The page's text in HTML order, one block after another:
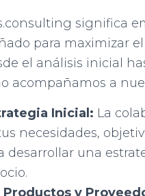
significa
para maximizar
el análisis inicial
acompañamos a
Inicial: La
necesidades,
desarrollar una
y